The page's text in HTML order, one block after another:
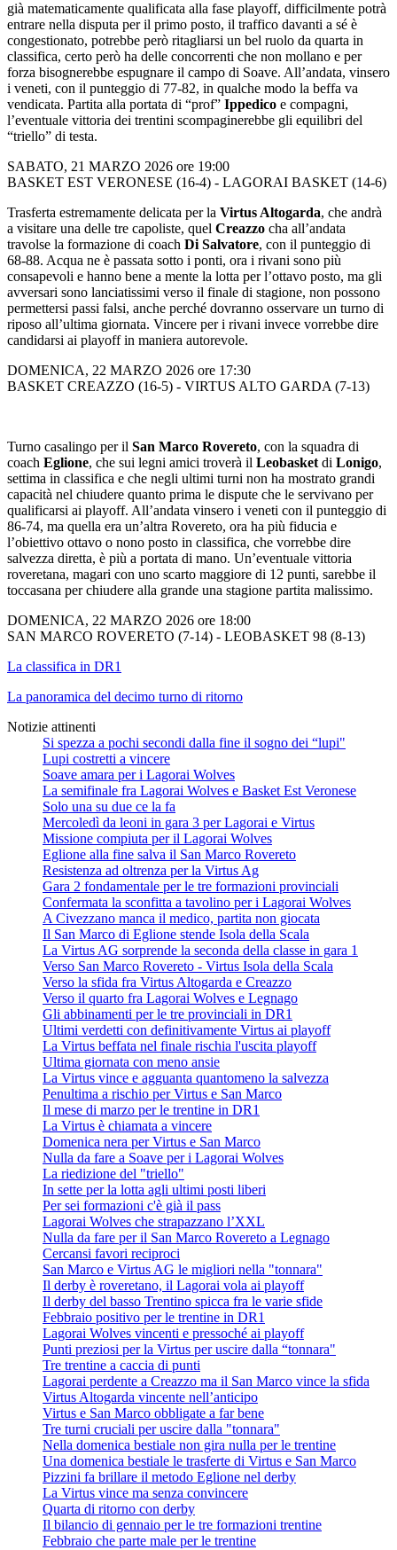
già matematicamente qualificata alla fase playoff, difficilmente potrà
entrare nella disputa per il primo posto, il traffico davanti a sé è
congestionato, potrebbe però ritagliarsi un bel ruolo da quarta in
classifica, certo però ha delle concorrenti che non mollano e per
forza bisognerebbe espugnare il campo di Soave. All’andata, vinsero
i veneti, con il punteggio di 77-82, in qualche modo la beffa va
vendicata. Partita alla portata di “prof” Ippedico e compagni,
l’eventuale vittoria dei trentini scompaginerebbe gli equilibri del
“triello” di testa.
SABATO, 21 MARZO 2026 ore 19:00
BASKET EST VERONESE (16-4) - LAGORAI BASKET (14-6)
Trasferta estremamente delicata per la Virtus Altogarda, che andrà
a visitare una delle tre capoliste, quel Creazzo cha all’andata
travolse la formazione di coach Di Salvatore, con il punteggio di
68-88. Acqua ne è passata sotto i ponti, ora i rivani sono più
consapevoli e hanno bene a mente la lotta per l’ottavo posto, ma gli
avversari sono lanciatissimi verso il finale di stagione, non possono
permettersi passi falsi, anche perché dovranno osservare un turno di
riposo all’ultima giornata. Vincere per i rivani invece vorrebbe dire
candidarsi ai playoff in maniera autorevole.
DOMENICA, 22 MARZO 2026 ore 17:30
BASKET CREAZZO (16-5) - VIRTUS ALTO GARDA (7-13)
Turno casalingo per il San Marco Rovereto, con la squadra di
coach Eglione, che sui legni amici troverà il Leobasket di Lonigo,
settima in classifica e che negli ultimi turni non ha mostrato grandi
capacità nel chiudere quanto prima le dispute che le servivano per
qualificarsi ai playoff. All’andata vinsero i veneti con il punteggio di
86-74, ma quella era un’altra Rovereto, ora ha più fiducia e
l’obiettivo ottavo o nono posto in classifica, che vorrebbe dire
salvezza diretta, è più a portata di mano. Un’eventuale vittoria
roveretana, magari con uno scarto maggiore di 12 punti, sarebbe il
toccasana per chiudere alla grande una stagione partita malissimo.
DOMENICA, 22 MARZO 2026 ore 18:00
SAN MARCO ROVERETO (7-14) - LEOBASKET 98 (8-13)
La classifica in DR1
La panoramica del decimo turno di ritorno
Notizie attinenti
Si spezza a pochi secondi dalla fine il sogno dei “lupi"
Lupi costretti a vincere
Soave amara per i Lagorai Wolves
La semifinale fra Lagorai Wolves e Basket Est Veronese
Solo una su due ce la fa
Mercoledì da leoni in gara 3 per Lagorai e Virtus
Missione compiuta per il Lagorai Wolves
Eglione alla fine salva il San Marco Rovereto
Resistenza ad oltrenza per la Virtus Ag
Gara 2 fondamentale per le tre formazioni provinciali
Confermata la sconfitta a tavolino per i Lagorai Wolves
A Civezzano manca il medico, partita non giocata
Il San Marco di Eglione stende Isola della Scala
La Virtus AG sorprende la seconda della classe in gara 1
Verso San Marco Rovereto - Virtus Isola della Scala
Verso la sfida fra Virtus Altogarda e Creazzo
Verso il quarto fra Lagorai Wolves e Legnago
Gli abbinamenti per le tre provinciali in DR1
Ultimi verdetti con definitivamente Virtus ai playoff
La Virtus beffata nel finale rischia l'uscita playoff
Ultima giornata con meno ansie
La Virtus vince e agguanta quantomeno la salvezza
Penultima a rischio per Virtus e San Marco
Il mese di marzo per le trentine in DR1
La Virtus è chiamata a vincere
Domenica nera per Virtus e San Marco
Nulla da fare a Soave per i Lagorai Wolves
La riedizione del "triello"
In sette per la lotta agli ultimi posti liberi
Per sei formazioni c'è già il pass
Lagorai Wolves che strapazzano l’XXL
Nulla da fare per il San Marco Rovereto a Legnago
Cercansi favori reciproci
San Marco e Virtus AG le migliori nella "tonnara"
Il derby è roveretano, il Lagorai vola ai playoff
Il derby del basso Trentino spicca fra le varie sfide
Febbraio positivo per le trentine in DR1
Lagorai Wolves vincenti e pressoché ai playoff
Punti preziosi per la Virtus per uscire dalla “tonnara"
Tre trentine a caccia di punti
Lagorai perdente a Creazzo ma il San Marco vince la sfida
Virtus Altogarda vincente nell’anticipo
Virtus e San Marco obbligate a far bene
Tre turni cruciali per uscire dalla "tonnara"
Nella domenica bestiale non gira nulla per le trentine
Una domenica bestiale le trasferte di Virtus e San Marco
Pizzini fa brillare il metodo Eglione nel derby
La Virtus vince ma senza convincere
Quarta di ritorno con derby
Il bilancio di gennaio per le tre formazioni trentine
Febbraio che parte male per le trentine